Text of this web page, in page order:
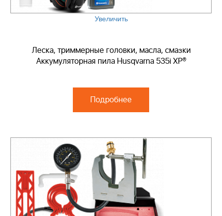
Увеличить
Леска, триммерные головки, масла, смазки
Аккумуляторная пила Husqvarna 535i XP®
Подробнее